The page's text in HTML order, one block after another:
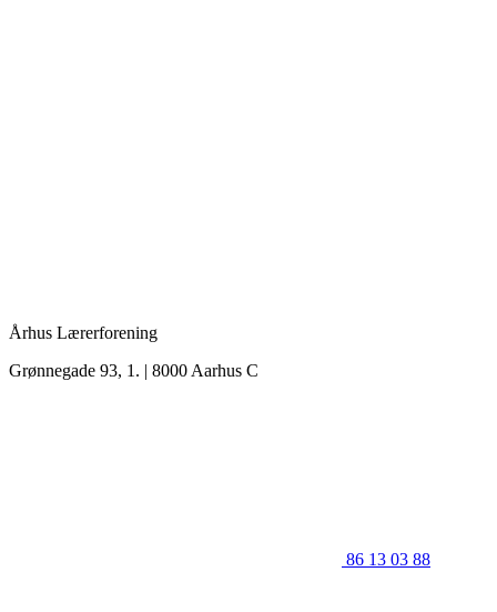
Århus Lærerforening
Grønnegade 93, 1. | 8000 Aarhus C
86 13 03 88